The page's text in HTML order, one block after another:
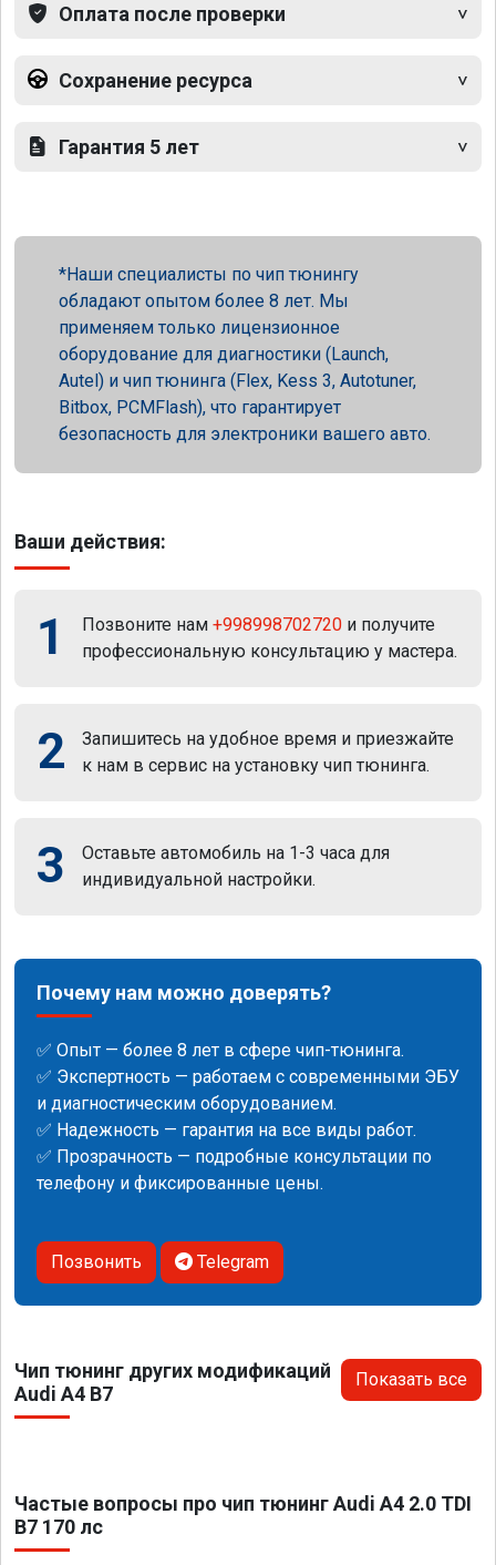
Оплата после проверки
Сохранение ресурса
Гарантия 5 лет
Наши специалисты по чип тюнингу
обладают опытом более 8 лет. Мы
применяем только лицензионное
оборудование для диагностики (Launch,
Autel) и чип тюнинга (Flex, Kess 3, Autotuner,
Bitbox, PCMFlash), что гарантирует
безопасность для электроники вашего авто.
Ваши действия:
1 Позвоните нам +998998702720 и получите
профессиональную консультацию у мастера.
2
Запишитесь на удобное время и приезжайте
к нам в сервис на установку чип тюнинга.
3
Оставьте автомобиль на 1-3 часа для
индивидуальной настройки.
Почему нам можно доверять?
✅ Опыт — более 8 лет в сфере чип-тюнинга.
✅ Экспертность — работаем с современными ЭБУ
и диагностическим оборудованием.
✅ Надежность — гарантия на все виды работ.
✅ Прозрачность — подробные консультации по
телефону и фиксированные цены.
Позвонить Telegram
Чип тюнинг других модификаций
Audi A4 B7
Показать все
Частые вопросы про чип тюнинг Audi A4 2.0 TDI
B7 170 лс